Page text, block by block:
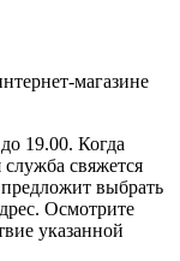
магазине
19.00. Когда
служба свяжется
выбрать
Осмотрите
указанной